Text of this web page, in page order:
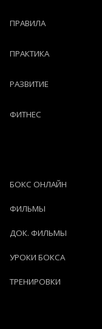
ПРАВИЛА
ПРАКТИКА
РАЗВИТИЕ
ФИТНЕС
БОКС ОНЛАЙН
ФИЛЬМЫ
ДОК. ФИЛЬМЫ
УРОКИ БОКСА
ТРЕНИРОВКИ